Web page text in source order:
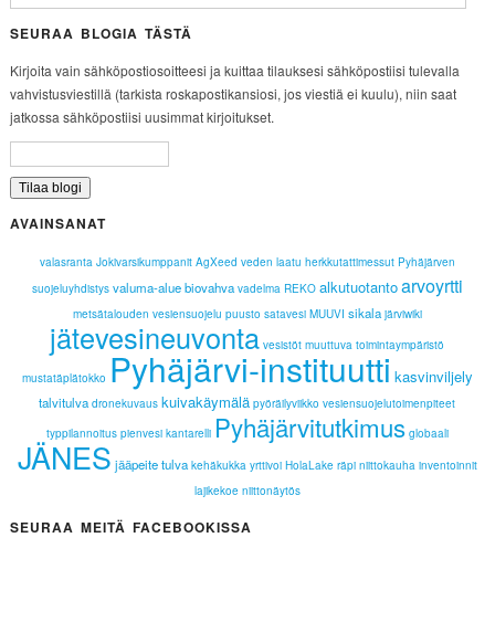
SEURAA BLOGIA TÄSTÄ
Kirjoita vain sähköpostiosoitteesi ja kuittaa tilauksesi sähköpostiisi tulevalla
vahvistusviestillä (tarkista roskapostikansiosi, jos viestiä ei kuulu), niin saat
jatkossa sähköpostiisi uusimmat kirjoitukset.
AVAINSANAT
valasranta Jokivarsikumppanit AgXeed veden laatu herkkutattimessut Pyhäjärven
suojeluyhdistys valuma-aluebiovahva vadelma REKO alkutuotantoarvoyrtti
metsätalouden vesiensuojelu puusto satavesi MUUVI sikala järviwiki
jätevesineuvonta vesistöt muuttuva toimintaympäristö
mustatäplätokko Pyhäjärvi-instituutti kasvinviljely
talvitulva dronekuvaus kuivakäymälä pyöräilyviikko vesiensuojelutoimenpiteet
typpilannoitus pienvesi kantarelli Pyhäjärvitutkimus globaali
JÄNES jääpeitetulva kehäkukka yrttivoi HolaLake räpi niittokauha inventoinnit
lajikekoe niittonäytös
SEURAA MEITÄ FACEBOOKISSA